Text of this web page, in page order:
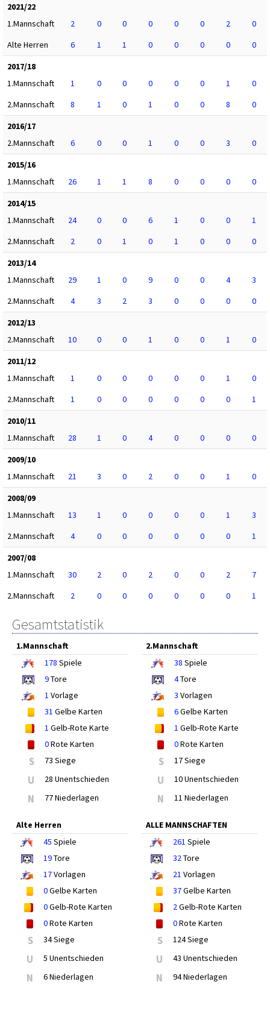
2021/22
1.Mannschaft
2 0 0 0 0 0 2
0
Alte Herren
6 1 1 0 0 0 0
0
2017/18
1.Mannschaft
1 0 0 0 0 0 1
0
2.Mannschaft
8 1 0 1 0 0 8
0
2016/17
2.Mannschaft
6 0 0 1 0 0 3
0
2015/16
1.Mannschaft
26 1 1 8 0 0 0
0
2014/15
1.Mannschaft
24 0 0 6 1 0 0
1
2.Mannschaft
2 0 1 0 1 0 0
0
2013/14
1.Mannschaft
29 1 0 9 0 0 4
3
2.Mannschaft
4 3 2 3 0 0 0
0
2012/13
2.Mannschaft
10 0 0 1 0 0 1
0
2011/12
1.Mannschaft
1 0 0 0 0 0 1
0
2.Mannschaft
1 0 0 0 0 0 0
1
2010/11
1.Mannschaft
28 1 0 4 0 0 0
0
2009/10
1.Mannschaft
21 3 0 2 0 0 1
0
2008/09
1.Mannschaft
13 1 0 0 0 0 1
3
2.Mannschaft
4 0 0 0 0 0 0
1
2007/08
1.Mannschaft
30 2 0 2 0 0 2
7
2.Mannschaft
2 0 0 0 0 0 0 1
Gesamtstatistik
1.Mannschaft
178 Spiele
9Tore
1 Vorlage
31 Gelbe Karten
1 Gelb-Rote Karte
0Rote Karten
S 73 Siege
U 28 Unentschieden
N 77 Niederlagen
2.Mannschaft
38 Spiele
4Tore
3 Vorlagen
6Gelbe Karten
1 Gelb-Rote Karte
0Rote Karten
S 17 Siege
U 10 Unentschieden
N 11 Niederlagen
Alte Herren
45 Spiele
19Tore
17Vorlagen
0Gelbe Karten
0Gelb-Rote Karten
0Rote Karten
S 34 Siege
U 5 Unentschieden
N 6 Niederlagen
ALLE MANNSCHAFTEN
261 Spiele
32Tore
21 Vorlagen
37Gelbe Karten
2Gelb-Rote Karten
0Rote Karten
S 124 Siege
U 43 Unentschieden
N 94 Niederlagen